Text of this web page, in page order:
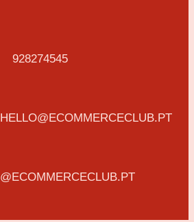
928274545
HELLO@ECOMMERCECLUB.PT
@ECOMMERCECLUB.PT